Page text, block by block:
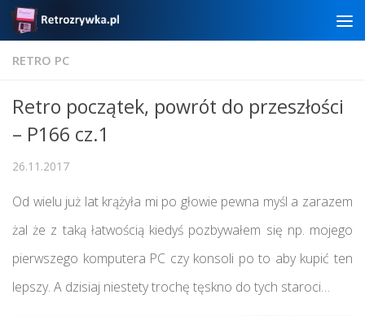
Skip to content
RETRO PC
Retro początek, powrót do przeszłości
– P166 cz.1
26.11.2017
Od wielu już lat krążyła mi po głowie pewna myśl a zarazem
żal że z taką łatwością kiedyś pozbywałem się np. mojego
pierwszego komputera PC czy konsoli po to aby kupić ten
lepszy. A dzisiaj niestety trochę tęskno do tych staroci…